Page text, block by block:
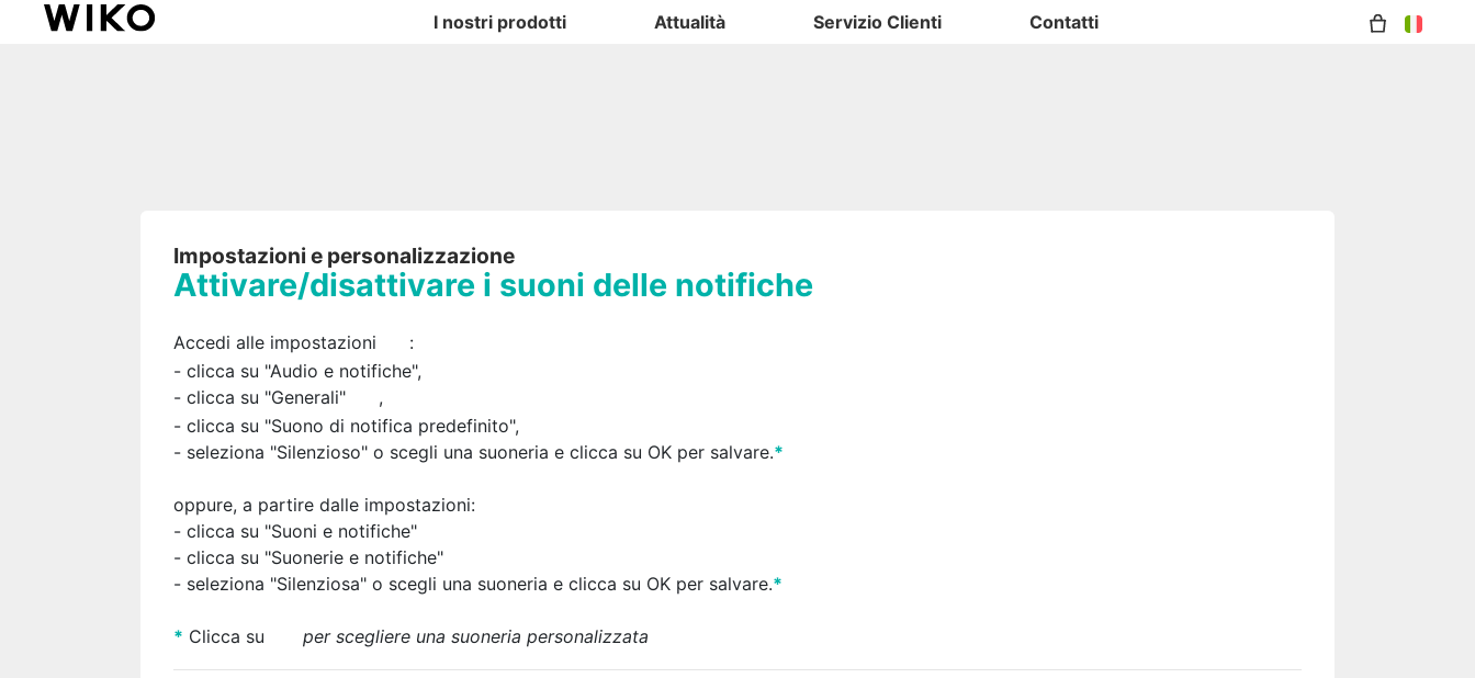
I nostri prodotti Attualità Servizio Clienti Contatti
Impostazioni e personalizzazione
Attivare/disattivare i suoni delle notifiche
Accedi alle impostazioni
:
- clicca su "Audio e notifiche",
- clicca su "Generali"
,
- clicca su "Suono di notifica predefinito",
- seleziona "Silenzioso" o scegli una suoneria e clicca su OK per salvare.*
oppure, a partire dalle impostazioni:
- clicca su "Suoni e notifiche"
- clicca su "Suonerie e notifiche"
- seleziona "Silenziosa"o scegli una suoneria e clicca su OK per salvare.*
* Clicca su per scegliere una suoneria personalizzata